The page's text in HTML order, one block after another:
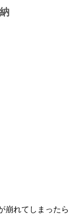
崩れてしまったら